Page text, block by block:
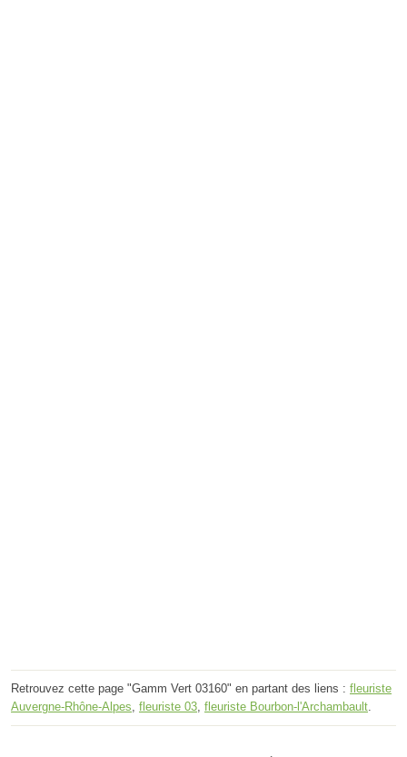
Retrouvez cette page "Gamm Vert 03160" en partant des liens : fleuriste
Auvergne-Rhône-Alpes fleuriste 03 fleuriste Bourbon-l'Archambault